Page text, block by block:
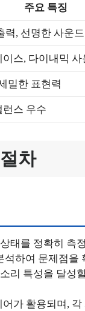
주요 특징
력, 선명한 사운드
스, 다이내믹 사
밀한 표현력
런스 우수
차
태를 정확히 측
하여 문제점을
리 특성을 달성
가 활용되며, 각